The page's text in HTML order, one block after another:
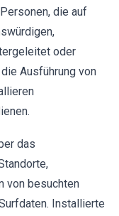
die auf
oder
Ausführung von
das
von besuchten
Installierte